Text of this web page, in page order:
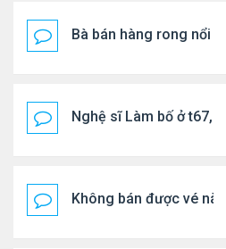
Bà bán hàng rong nổi
Nghệ sĩ Làm bố ở t67,
Không bán được vé